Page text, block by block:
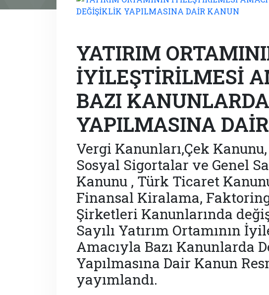
YATIRIM
İYİLEŞTİRİLMESİ
BAZI
YAPILMASINA
Vergi Kanunları,Çek
Sosyal Sigortalar ve Genel
Kanunu , Türk Ticaret
Finansal Kiralama,
Şirketleri Kanunlarında
Sayılı Yatırım Ortamının
Amacıyla Bazı Kanunlarda
Yapılmasına Dair Kanun
yayımlandı.